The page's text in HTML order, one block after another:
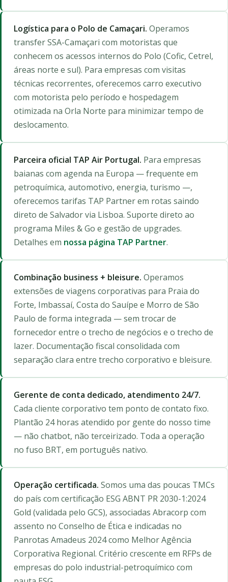
Logística para o Polo de Camaçari. Operamos
transfer SSA-Camaçari com motoristas que
conhecem os acessos internos do Polo (Cofic, Cetrel,
áreas norte e sul). Para empresas com visitas
técnicas recorrentes, oferecemos carro executivo
com motorista pelo período e hospedagem
otimizada na Orla Norte para minimizar tempo de
deslocamento.
Parceira oficial TAP Air Portugal. Para empresas
baianas com agenda na Europa — frequente em
petroquímica, automotivo, energia, turismo —,
oferecemos tarifas TAP Partner em rotas saindo
direto de Salvador via Lisboa. Suporte direto ao
programa Miles & Go e gestão de upgrades.
Detalhes em nossa página TAP Partner.
Combinação business + bleisure. Operamos
extensões de viagens corporativas para Praia do
Forte, Imbassaí, Costa do Sauípe e Morro de São
Paulo de forma integrada — sem trocar de
fornecedor entre o trecho de negócios e o trecho de
lazer. Documentação fiscal consolidada com
separação clara entre trecho corporativo e bleisure.
Gerente de conta dedicado, atendimento 24/7.
Cada cliente corporativo tem ponto de contato fixo.
Plantão 24 horas atendido por gente do nosso time
— não chatbot, não terceirizado. Toda a operação
no fuso BRT, em português nativo.
Operação certificada. Somos uma das poucas TMCs
do país com certificação ESG ABNT PR 2030-1:2024
Gold (validada pelo GCS), associadas Abracorp com
assento no Conselho de Ética e indicadas no
Panrotas Amadeus 2024 como Melhor Agência
Corporativa Regional. Critério crescente em RFPs de
empresas do polo industrial-petroquímico com